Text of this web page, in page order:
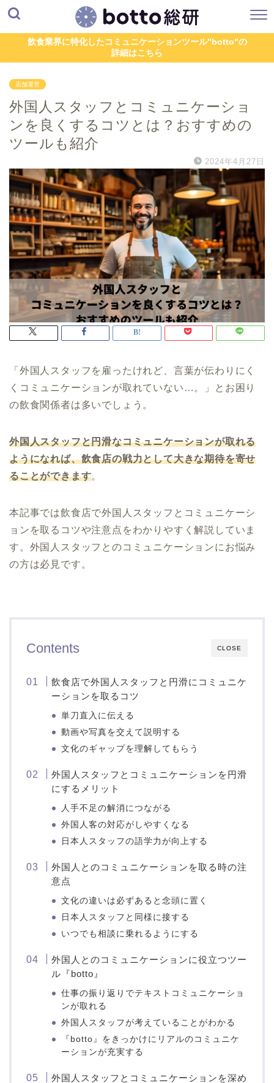
飲食業界に特化したコミュニケーションツール"botto"の
詳細はこちら
店舗運営
外国人スタッフとコミュニケーショ
ンを良くするコツとは？おすすめの
ツールも紹介
2024年4月27日
「外国人スタッフを雇ったけれど、言葉が伝わりにく
くコミュニケーションが取れていない…。」とお困り
の飲食関係者は多いでしょう。
外国人スタッフと円滑なコミュニケーションが取れる
ようになれば、飲食店の戦力として大きな期待を寄せ
ることができます。
本記事では飲食店で外国人スタッフとコミュニケーシ
ョンを取るコツや注意点をわかりやすく解説していま
す。外国人スタッフとのコミュニケーションにお悩み
の方は必見です。
CLOSE
Contents
飲食店で外国人スタッフと円滑にコミュニケ
ーションを取るコツ
単刀直入に伝える
動画や写真を交えて説明する
文化のギャップを理解してもらう
外国人スタッフとコミュニケーションを円滑
にするメリット
人手不足の解消につながる
外国人客の対応がしやすくなる
日本人スタッフの語学力が向上する
外国人とのコミュニケーションを取る時の注
意点
文化の違いは必ずあると念頭に置く
日本人スタッフと同様に接する
いつでも相談に乗れるようにする
外国人とのコミュニケーションに役立つツー
ル『botto』
仕事の振り返りでテキストコミュニケーショ
ンが取れる
外国人スタッフが考えていることがわかる
『botto』をきっかけにリアルのコミュニケ
ーションが充実する
外国人スタッフとコミュニケーションを深め